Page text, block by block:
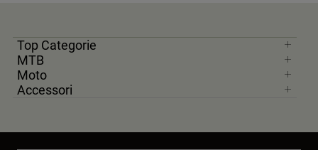
Top Categorie
MTB
Moto
Accessori